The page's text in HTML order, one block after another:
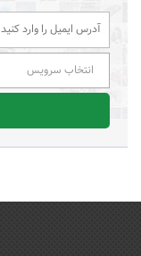
انتخاب سرویس